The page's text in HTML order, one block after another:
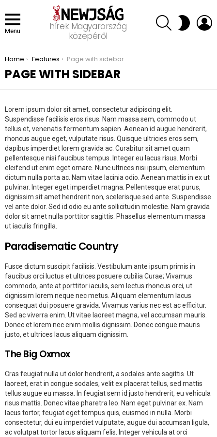
Menu
hírek Magyarország
közepéről
SEARCH SWITCH
SKIN
You are here:
Home Features Page with sidebar
PAGE WITH SIDEBAR
Lorem ipsum dolor sit amet, consectetur adipiscing elit.
Suspendisse facilisis eros risus. Nam massa sem, commodo ut
tellus et, venenatis fermentum sapien. Aenean id augue hendrerit,
rhoncus augue eget, vulputate risus. Quisque ultricies eros sem,
dapibus imperdiet lorem gravida ac. Curabitur sit amet quam
pellentesque nisi faucibus tempus. Integer eu lacus risus. Morbi
eleifend ut enim eget ornare. Nunc ultrices nisi ipsum, elementum
dictum nulla porta ac. Nam vitae lacinia odio. Aenean mattis in ex ut
pulvinar. Integer eget imperdiet magna. Pellentesque erat purus,
dignissim sit amet hendrerit non, scelerisque sed ante. Suspendisse
vel ante dolor. Sed id odio eu ante sollicitudin molestie. Nam gravida
dolor sit amet nulla porttitor sagittis. Phasellus elementum massa
ut iaculis fringilla.
Paradisematic Country
Fusce dictum suscipit facilisis. Vestibulum ante ipsum primis in
faucibus orci luctus et ultrices posuere cubilia Curae; Vivamus
commodo, ante at porttitor iaculis, sem lectus rhoncus orci, ut
dignissim lorem neque nec metus. Aliquam elementum lacus
consequat dui posuere gravida. Vivamus varius nec est ac efficitur.
Sed ac viverra enim. Ut vitae laoreet magna, vel accumsan mauris.
Donec et lorem nec enim mollis dignissim. Donec congue mauris
justo, et ultrices lacus aliquam dignissim.
The Big Oxmox
Cras feugiat nulla ut dolor hendrerit, a sodales ante sagittis. Ut
laoreet, erat in congue sodales, velit ex placerat tellus, sed mattis
tellus augue eu massa. In feugiat sem id justo hendrerit, eu vehicula
risus mattis. Donec vitae pharetra leo. Nam eget pulvinar ex. Nam
lacus tortor, feugiat eget tempus quis, euismod in nulla. Morbi
consectetur, dui eu imperdiet vulputate, augue dui accumsan ligula,
ac volutpat tortor lacus aliquam felis. Integer vehicula at orci